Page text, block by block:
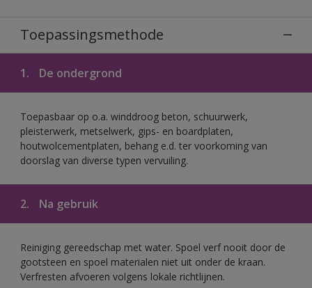
Toepassingsmethode
1. De ondergrond
Toepasbaar op o.a. winddroog beton, schuurwerk,
pleisterwerk, metselwerk, gips- en boardplaten,
houtwolcementplaten, behang e.d. ter voorkoming van
doorslag van diverse typen vervuiling.
2. Na gebruik
Reiniging gereedschap met water. Spoel verf nooit door de
gootsteen en spoel materialen niet uit onder de kraan.
Verfresten afvoeren volgens lokale richtlijnen.